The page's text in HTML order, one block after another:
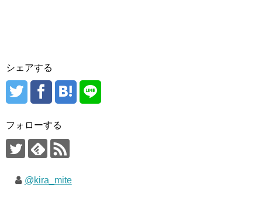
シェアする
フォローする
@kira_mite